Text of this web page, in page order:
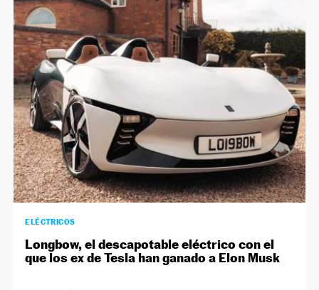
ELÉCTRICOS
Longbow, el descapotable eléctrico con el
que los ex de Tesla han ganado a Elon Musk